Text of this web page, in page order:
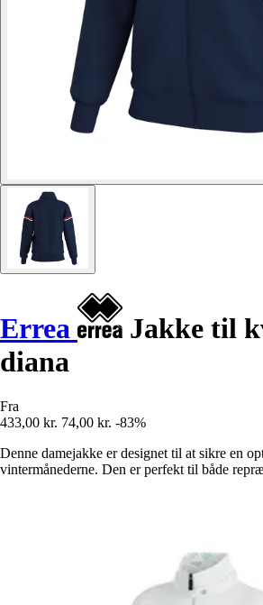
Errea
Jakke til
diana
Fra
433,00 kr. 74,00 kr. -83%
Denne damejakke er designet til at sikre en
vintermånederne. Den er perfekt til både